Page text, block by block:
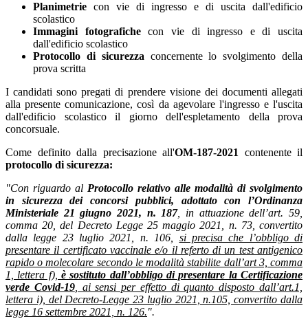
Planimetrie con vie di ingresso e di uscita dall'edificio
scolastico
Immagini fotografichecon vie di ingresso e di uscita
dall'edificio scolastico
Protocollo di sicurezza concernente lo svolgimento della
prova scritta
I candidati sono pregati di prendere visione dei documenti allegati
alla presente comunicazione, così da agevolare l'ingresso e l'uscita
dall'edificio scolastico il giorno dell'espletamento della prova
concorsuale.
Come definito dalla precisazione all'OM-187-2021 contenente il
protocollo di sicurezza:
"Con riguardo al Protocollo relativo alle modalità di svolgimento
in sicurezza dei concorsi pubblici, adottato con l’Ordinanza
Ministeriale 21 giugno 2021, n. 187, in attuazione dell’art. 59,
comma 20, del Decreto Legge 25 maggio 2021, n. 73, convertito
dalla legge 23 luglio 2021, n. 106, si precisa che l’obbligo di
presentare il certificato vaccinale e/o il referto di un test antigenico
rapido o molecolare secondo le modalità stabilite dall’art 3, comma
1, lettera f), è sostituto dall’obbligo di presentare la Certificazione
verde Covid-19, ai sensi per effetto di quanto disposto dall’art.1,
lettera i), del Decreto-Legge 23 luglio 2021, n.105, convertito dalla
legge 16 settembre 2021, n. 126.".